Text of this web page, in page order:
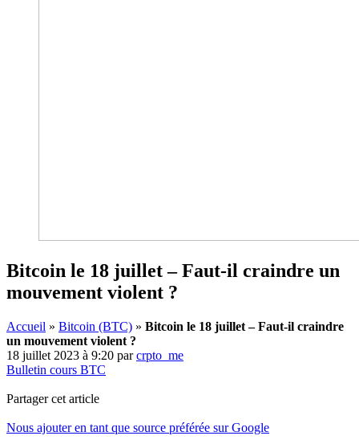
Bitcoin le 18 juillet – Faut-il craindre un
mouvement violent ?
Accueil » Bitcoin (BTC) » Bitcoin le 18 juillet – Faut-il craindre
un mouvement violent ?
18 juillet 2023 à 9:20 parcrpto_me
Bulletin cours BTC
Partager cet article
Nous ajouter en tant que source préférée sur Google